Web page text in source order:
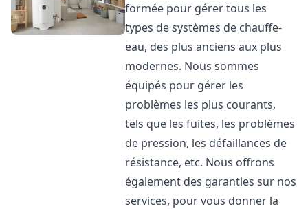
formée pour gérer tous les
types de systèmes de chauffe-
eau, des plus anciens aux plus
modernes. Nous sommes
équipés pour gérer les
problèmes les plus courants,
tels que les fuites, les problèmes
de pression, les défaillances de
résistance, etc. Nous offrons
également des garanties sur nos
services, pour vous donner la